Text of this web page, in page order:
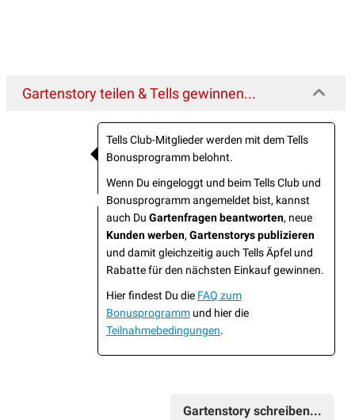
Gartenstory teilen & Tells gewinnen...
Tells Club-Mitglieder werden mit dem Tells
Bonusprogramm belohnt.
Wenn Du eingeloggt und beim Tells Club und
Bonusprogramm angemeldet bist, kannst
auch Du Gartenfragen beantworten, neue
Kunden werben, Gartenstorys publizieren
und damit gleichzeitig auch Tells Äpfel und
Rabatte für den nächsten Einkauf gewinnen.
Hier findest Du die FAQ zum
Bonusprogramm und hier die
Teilnahmebedingungen.
Gartenstory schreiben...